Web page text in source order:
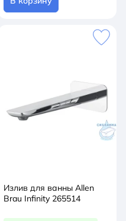
Излив для ванны Allen
Brau Infinity 265514